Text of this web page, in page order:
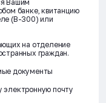
Вашим
банке, квитанцию
(В-300) или
на отделение
граждан.
документы
электронную почту